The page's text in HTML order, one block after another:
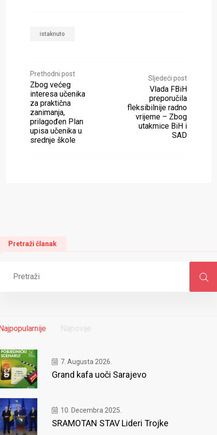
istaknuto
Prethodni post
Zbog većeg
interesa učenika
za praktična
zanimanja,
prilagođen Plan
upisa učenika u
srednje škole
Sljedeći post
Vlada FBiH
preporučila
fleksibilnije radno
vrijeme – Zbog
utakmice BiH i
SAD
Pretraži članak
Najnovije
7. Augusta 2026.
Grand kafa uoči Sarajevo
10. Decembra 2025.
SRAMOTAN STAV Lideri Trojke